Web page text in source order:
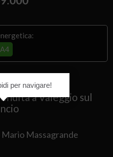
A4
a Valeggio sul
Massagrande
per navigare!